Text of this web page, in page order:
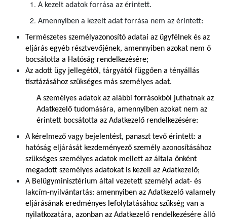
A kezelt adatok forrása az érintett.
Amennyiben a kezelt adat forrása nem az érintett:
Természetes személyazonosító adatai az ügyfélnek és az
eljárás egyéb résztvevőjének, amennyiben azokat nem ő
bocsátotta a Hatóság rendelkezésére;
Az adott ügy jellegétől, tárgyától függően a tényállás
tisztázásához szükséges más személyes adat.
A személyes adatok az alábbi forrásokból juthatnak az
Adatkezelő tudomására, amennyiben azokat nem az
érintett bocsátotta az Adatkezelő rendelkezésére:
A kérelmező vagy bejelentést, panaszt tevő érintett: a
hatóság eljárását kezdeményező személy azonosításához
szükséges személyes adatok mellett az általa önként
megadott személyes adatokat is kezeli az Adatkezelő;
A Belügyminisztérium által vezetett személyi adat- és
lakcím-nyilvántartás: amennyiben az Adatkezelő valamely
eljárásának eredményes lefolytatásához szükség van a
nyilatkozatára, azonban az Adatkezelő rendelkezésére álló